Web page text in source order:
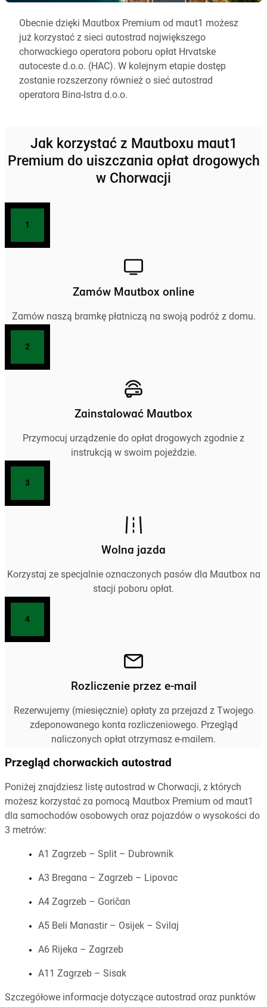
Obecnie dzięki Mautbox Premium od maut1 możesz
już korzystać z sieci autostrad największego
chorwackiego operatora poboru opłat Hrvatske
autoceste d.o.o. (HAC). W kolejnym etapie dostęp
zostanie rozszerzony również o sieć autostrad
operatora Bina-Istra d.o.o.
Jak korzystać z Mautboxu maut1
Premium do uiszczania opłat drogowych
w Chorwacji
1
Zamów Mautbox online
Zamów naszą bramkę płatniczą na swoją podróż z domu.
2
Zainstalować Mautbox
Przymocuj urządzenie do opłat drogowych zgodnie z
instrukcją w swoim pojeździe.
3
Wolna jazda
Korzystaj ze specjalnie oznaczonych pasów dla Mautbox na
stacji poboru opłat.
4
Rozliczenie przez e-mail
Rezerwujemy (miesięcznie) opłaty za przejazd z Twojego
zdeponowanego konta rozliczeniowego. Przegląd
naliczonych opłat otrzymasz e-mailem.
Przegląd chorwackich autostrad
Poniżej znajdziesz listę autostrad w Chorwacji, z których
możesz korzystać za pomocą Mautbox Premium od maut1
dla samochodów osobowych oraz pojazdów o wysokości do
3 metrów:
A1 Zagrzeb – Split – Dubrownik
A3 Bregana – Zagrzeb – Lipovac
A4 Zagrzeb – Goričan
A5 Beli Manastir – Osijek – Svilaj
A6 Rijeka – Zagrzeb
A11 Zagrzeb – Sisak
Szczegółowe informacje dotyczące autostrad oraz punktów